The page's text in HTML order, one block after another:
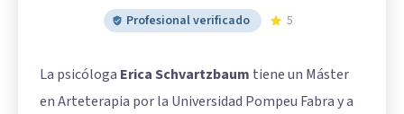
Profesional verificado 5
La psicóloga Erica Schvartzbaum tiene un Máster
en Arteterapia por la Universidad Pompeu Fabra y a